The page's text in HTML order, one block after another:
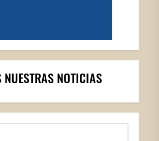
NUESTRAS NOTICIAS